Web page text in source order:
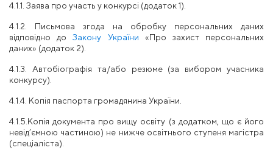
4.1.1. Заява про участь у конкурсі (додаток 1).
4.1.2. Письмова згода на обробку персональних даних
відповідно доЗакону України «Про захист персональних
даних» (додаток 2).
4.1.3. Автобіографія та/або резюме (за вибором учасника
конкурсу).
4.1.4. Копія паспорта громадянина України.
4.1.5.Копія документа про вищу освіту (з додатком, що є його
невід’ємною частиною) не нижче освітнього ступеня магістра
(спеціаліста).